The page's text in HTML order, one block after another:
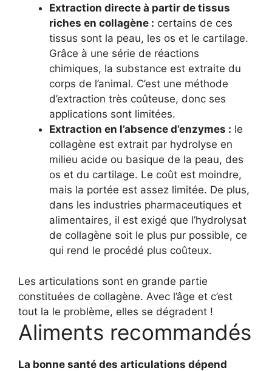
Extraction directe à partir de tissus
riches en collagène : certains de ces
tissus sont la peau, les os et le cartilage.
Grâce à une série de réactions
chimiques, la substance est extraite du
corps de l’animal. C’est une méthode
d’extraction très coûteuse, donc ses
applications sont limitées.
Extraction en l’absence d’enzymes : le
collagène est extrait par hydrolyse en
milieu acide ou basique de la peau, des
os et du cartilage. Le coût est moindre,
mais la portée est assez limitée. De plus,
dans les industries pharmaceutiques et
alimentaires, il est exigé que l’hydrolysat
de collagène soit le plus pur possible, ce
qui rend le procédé plus coûteux.
Les articulations sont en grande partie
constituées de collagène. Avec l’âge et c’est
tout la le problème, elles se dégradent !
Aliments recommandés
La bonne santé des articulations dépend